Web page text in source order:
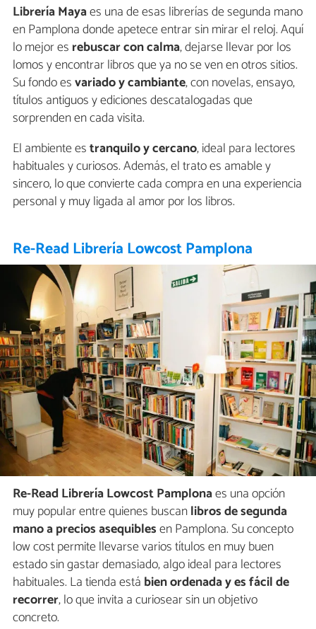
Librería Mayaes una de esas librerías de segunda mano
en Pamplona donde apetece entrar sin mirar el reloj. Aquí
lo mejor es rebuscar con calma, dejarse llevar por los
lomos y encontrar libros que ya no se ven en otros sitios.
Su fondo esvariado y cambiante, con novelas, ensayo,
títulos antiguos y ediciones descatalogadas que
sorprenden en cada visita.
El ambiente estranquilo y cercano, ideal para lectores
habituales y curiosos. Además, el trato es amable y
sincero, lo que convierte cada compra en una experiencia
personal y muy ligada al amor por los libros.
Re-Read Librería Lowcost Pamplona
Re-Read Librería Lowcost Pamplonaes una opción
muy popular entre quienes buscanlibros de segunda
mano a precios asequiblesen Pamplona. Su concepto
low cost permite llevarse varios títulos en muy buen
estado sin gastar demasiado, algo ideal para lectores
habituales. La tienda está bien ordenada y es fácil de
recorrer, lo que invita a curiosear sin un objetivo
concreto.